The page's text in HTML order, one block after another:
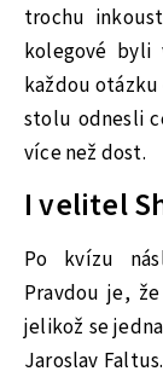
trochu
kolegové byli
každou otázku
stolu odnesli
více než dost.
I velitel
Po kvízu
Pravdou je,
jelikož se
Jaroslav